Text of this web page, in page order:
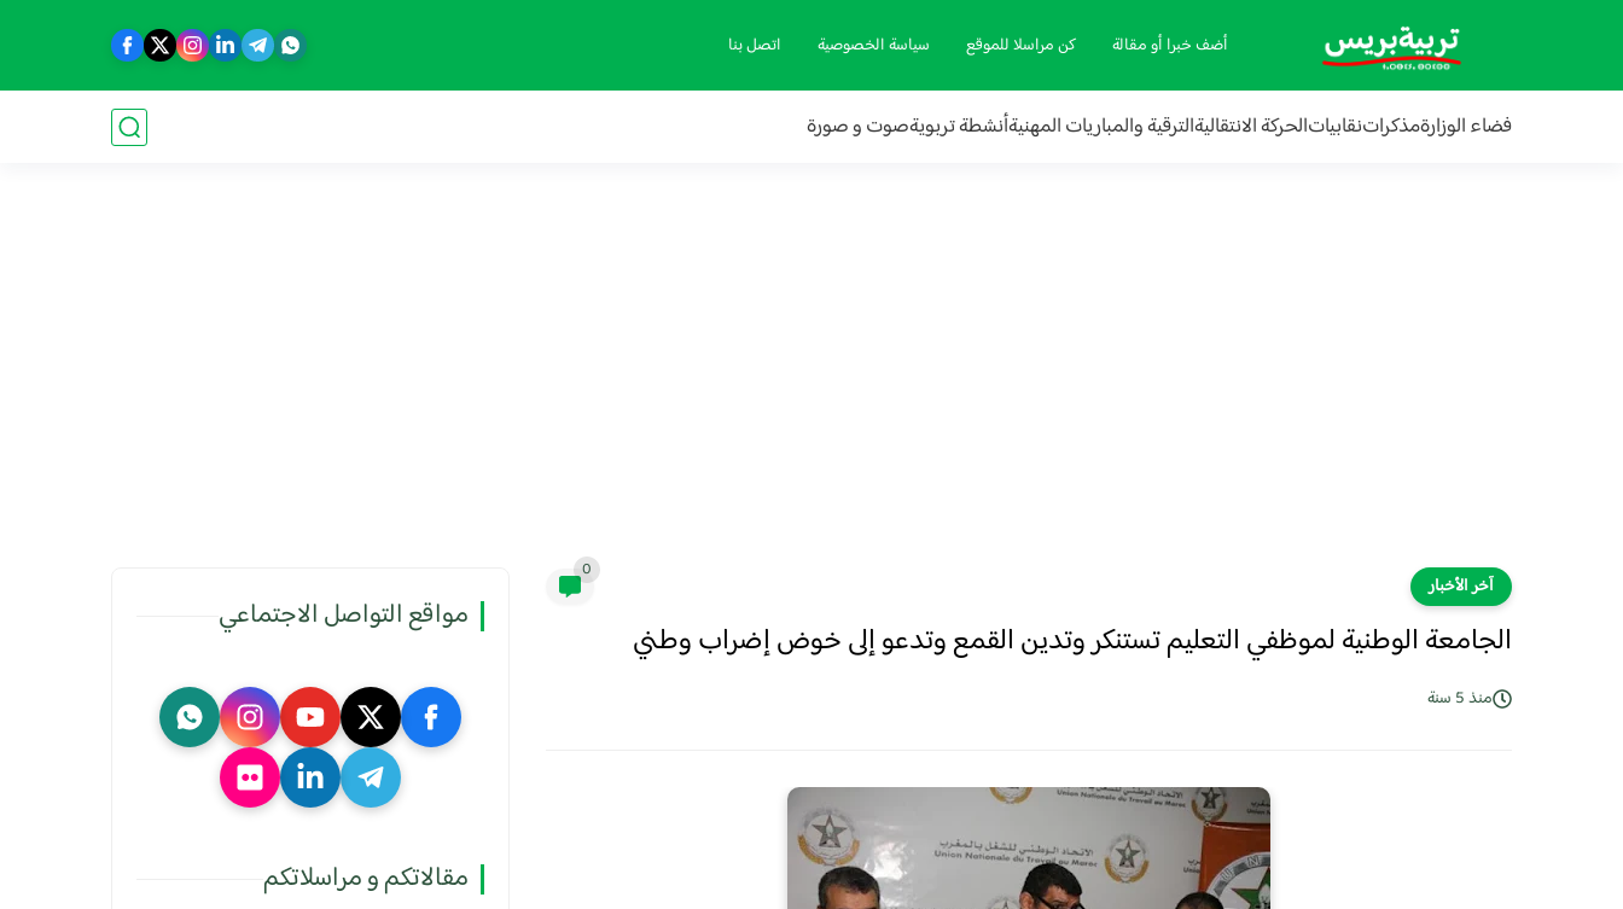
أضف خبرا أو مقالة كن مراسلا للموقع سياسة الخصوصية اتصل بنا
فضاء الوزارةمذكراتنقابياتالحركة الانتقاليةالترقية والمباريات المهنيةأنشطة تربويةصوت و صورة
آخر الأخبار
0
الجامعة الوطنية لموظفي التعليم تستنكر وتدين القمع وتدعو إلى خوض إضراب وطني
منذ 5 سنة
مواقع التواصل الاجتماعي
مقالاتكم و مراسلاتكم